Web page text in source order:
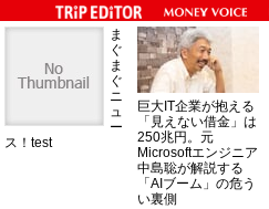
ま
ぐ
ま
ぐ
ニ
ュ
ー
ス！test
巨大IT企業が抱える
「見えない借金」は
250兆円。元
Microsoftエンジニア
中島聡が解説する
「AIブーム」の危う
い裏側